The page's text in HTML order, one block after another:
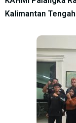
Kalimantan Tengah